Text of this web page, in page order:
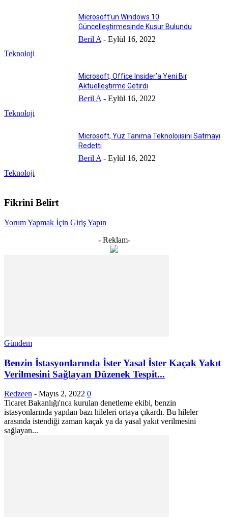
Teknoloji
Microsoft’un Windows 10
Güncelleştirmesinde Kusur Bulundu
Beril A - Eylül 16, 2022
Teknoloji
Microsoft, Office Insider’a Yeni Bir
Aktüelleştirme Getirdi
Beril A - Eylül 16, 2022
Teknoloji
Microsoft, Yüz Tanıma Teknolojisini Satmayı
Redetti
Beril A - Eylül 16, 2022
Fikrini Belirt
Yorum Yapmak İçin Giriş Yapın
- Reklam-
Gündem
Benzin İstasyonlarında İster Yasal İster Kaçak Yakıt
Verilmesini Sağlayan Düzenek Tespit...
Redzeen - Mayıs 2, 2022 0
Ticaret Bakanlığı'nca kurulan denetleme ekibi, benzin
istasyonlarında yapılan bazı hileleri ortaya çıkardı. Bu hileler
arasında istendiği zaman kaçak ya da yasal yakıt verilmesini
sağlayan...